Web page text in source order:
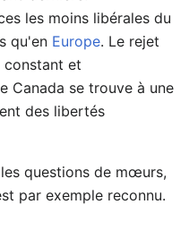
les moins libérales du
qu'en Europe. Le rejet
constant et
Canada se trouve à une
des libertés
questions de mœurs,
par exemple reconnu.